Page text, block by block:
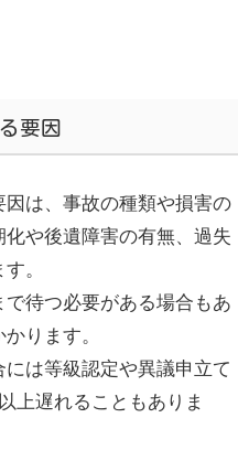
要因
は、事故の種類や損害の
や後遺障害の有無、過失
。
待つ必要がある場合もあ
ります。
は等級認定や異議申立て
上遅れることもありま